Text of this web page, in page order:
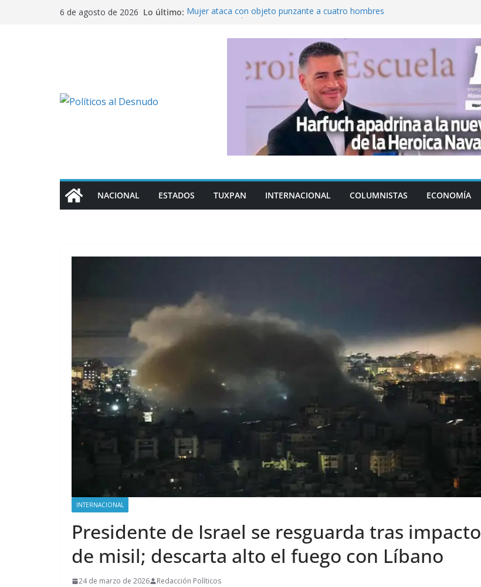
6 de agosto de 2026 Lo último: Mujer ataca con objeto punzante a cuatro hombres
México busca reactivar la exportación de aguacate de
Michoacán a los Estados Unidos
Ofrece SEP regularización a escuelas para dejar el esquema
Rechaza Nahle persecución política en casos de desafuero
de los alcaldes de Movimiento Ciudadano
NACIONAL ESTADOS TUXPAN INTERNACIONAL COLUMNISTAS ECONOMÍA
INTERNACIONAL
Presidente de Israel se resguarda tras impacto
de misil; descarta alto el fuego con Líbano
24 de marzo de 2026 Redacción Políticos